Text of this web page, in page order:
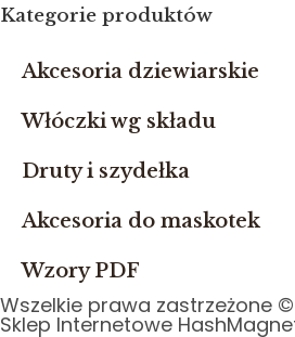
Kategorie produktów
Akcesoria dziewiarskie
Włóczki wg składu
Druty i szydełka
Akcesoria do maskotek
Wzory PDF
Wszelkie prawa zastrzeżone
Sklep Internetowe